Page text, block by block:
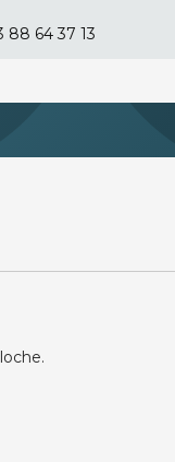
88 64 37 13